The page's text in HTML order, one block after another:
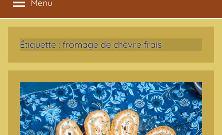
Menu
Étiquette : fromage de chèvre frais